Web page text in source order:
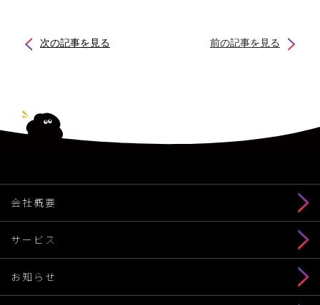
前の記事を見る
次の記事を見る
会社概要
サービス
お知らせ